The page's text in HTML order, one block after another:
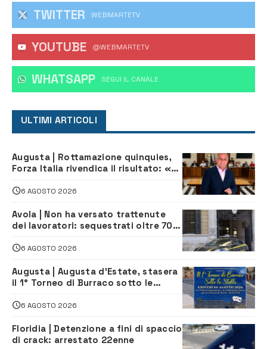
TWITTER WEBMARTETV
YOUTUBE @WEBMARTETV
WHATSAPP ‎SEGUI IL CANALE
ULTIMI ARTICOLI
Augusta | Rottamazione quinquies,
Forza Italia rivendica il risultato: «La
6 AGOSTO 2026
Avola | Non ha versato trattenute
dei lavoratori: sequestrati oltre 700
climatizzazione
6 AGOSTO 2026
Augusta | Augusta d’Estate, stasera
il 1° Torneo di Burraco sotto le
6 AGOSTO 2026
Floridia | Detenzione a fini di spaccio
di crack: arrestato 22enne